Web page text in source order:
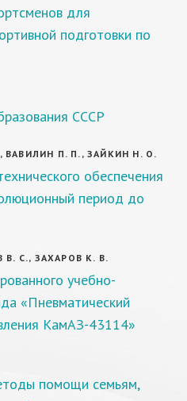
для
подготовки по
СССР
ВАВИЛИН П. П., ЗАЙКИН Н. О.
обеспечения
период до
С., ЗАХАРОВ К. В.
учебно-
«Пневматический
КамАЗ-43114»
помощи семьям,